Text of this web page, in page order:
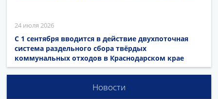
24 июля 2026
С 1 сентября вводится в действие двухпоточная
система раздельного сбора твёрдых
коммунальных отходов в Краснодарском крае
Новости